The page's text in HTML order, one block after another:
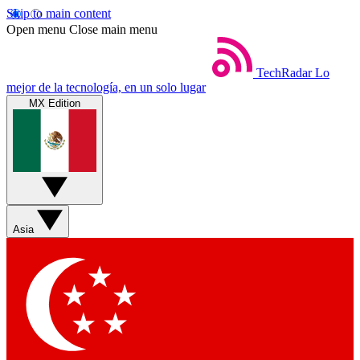
Skip to main content
Open menu Close main menu
TechRadar Lo
mejor de la tecnología, en un solo lugar
MX Edition
Asia